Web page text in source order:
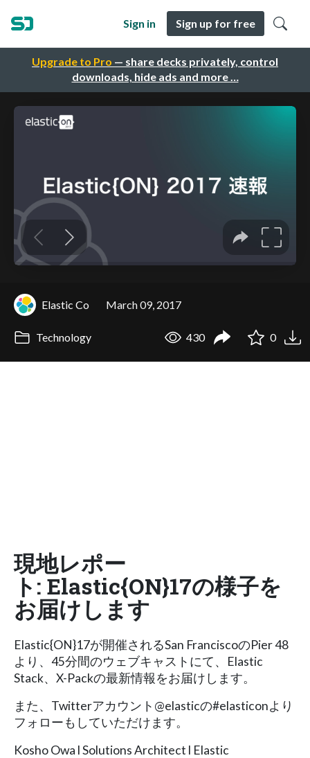
Upgrade to Pro — share decks privately, control
downloads, hide ads and more …
Sign in Sign up for free
Elastic Co March 09, 2017
Technology 430 0
現地レポー
ト: Elastic{ON}17の様子を
お届けします
Elastic{ON}17が開催されるSan FranciscoのPier 48
より、45分間のウェブキャストにて、Elastic
Stack、X-Packの最新情報をお届けします。
また、Twitterアカウント@elasticの#elasticonより
フォローもしていただけます。
Kosho Owa l Solutions Architect l Elastic